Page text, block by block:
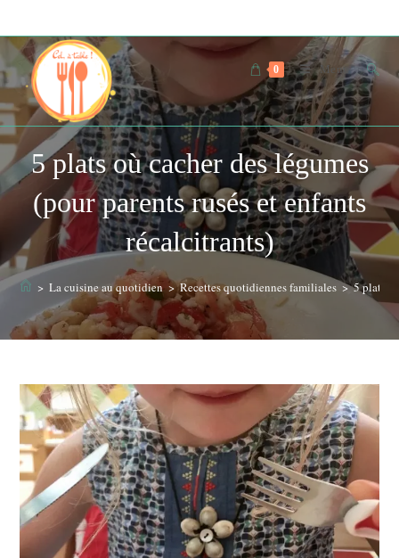
to
content
0 Menu
5 plats où cacher des légumes
(pour parents rusés et enfants
récalcitrants)
> La cuisine au quotidien > Recettes quotidiennes familiales > 5 plats